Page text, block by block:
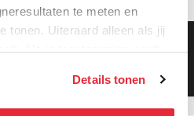
te meten en
tonen. Uiteraard alleen als jij
Als je toestemming geeft,
met informatie die zij
gebruik van hun diensten. Je
Details tonen